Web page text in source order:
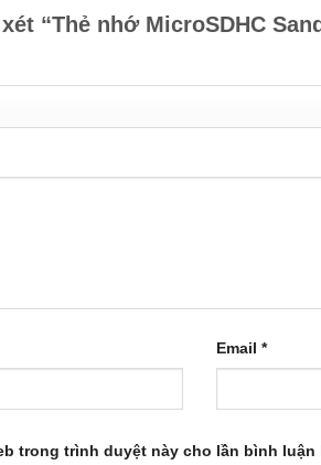
“Thẻ nhớ MicroSDHC
Email*
trong trình duyệt này cho lần bình luận